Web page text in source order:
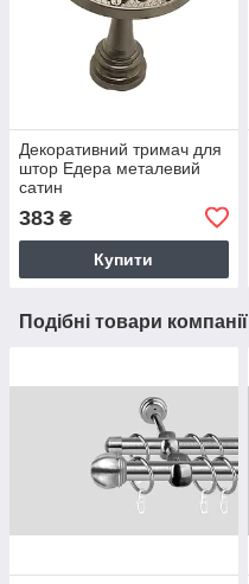
Декоративний тримач для
штор Едера металевий
сатин
383 ₴
Купити
Подібні товари компанії